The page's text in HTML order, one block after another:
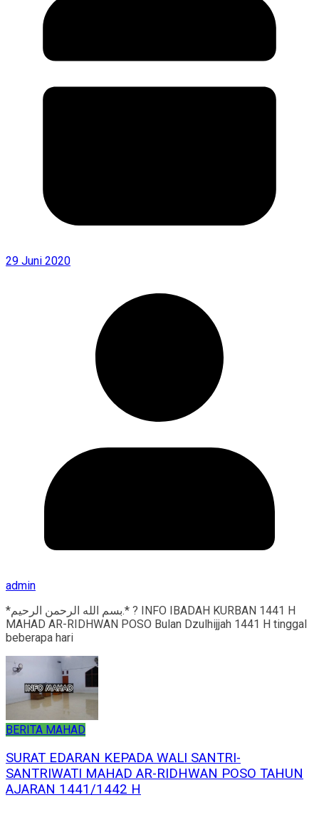
29 Juni 2020
admin
*بسم الله الرحمن الرحيم.* ? INFO IBADAH KURBAN 1441 H
MAHAD AR-RIDHWAN POSO Bulan Dzulhijjah 1441 H tinggal
beberapa hari
BERITA MAHAD
SURAT EDARAN KEPADA WALI SANTRI-
SANTRIWATI MAHAD AR-RIDHWAN POSO TAHUN
AJARAN 1441/1442 H